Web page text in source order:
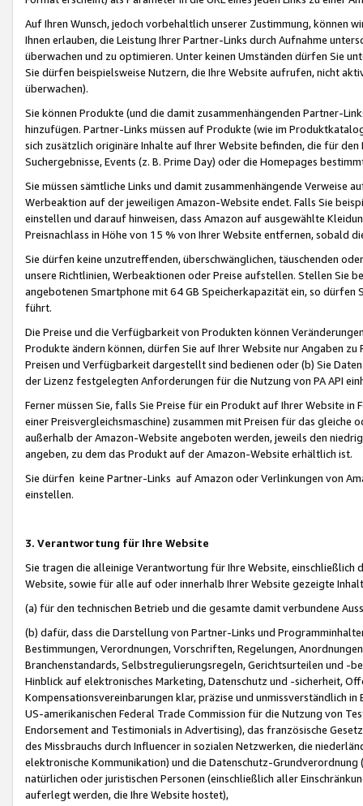
Auf Ihren Wunsch, jedoch vorbehaltlich unserer Zustimmung, können
Ihnen erlauben, die Leistung Ihrer Partner-Links durch Aufnahme
überwachen und zu optimieren. Unter keinen Umständen dürfen Sie
Sie dürfen beispielsweise Nutzern, die Ihre Website aufrufen, nicht
überwachen).
Sie können Produkte (und die damit zusammenhängenden Partner-
hinzufügen. Partner-Links müssen auf Produkte (wie im
sich zusätzlich originäre Inhalte auf Ihrer Website befinden, die für
Suchergebnisse, Events (z. B. Prime Day) oder die Homepages
Sie müssen sämtliche Links und damit zusammenhängende
Werbeaktion auf der jeweiligen Amazon-Website endet. Falls Sie
einstellen und darauf hinweisen, dass Amazon auf ausgewählte
Preisnachlass in Höhe von 15 % von Ihrer Website entfernen, sobald
Sie dürfen keine unzutreffenden, überschwänglichen, täuschenden
unsere Richtlinien, Werbeaktionen oder Preise aufstellen. Stellen Sie
angebotenen Smartphone mit 64 GB Speicherkapazität ein, so dürfen
führt.
Die Preise und die Verfügbarkeit von Produkten können
Produkte ändern können, dürfen Sie auf Ihrer Website nur Angaben
Preisen und Verfügbarkeit dargestellt sind bedienen oder (b) Sie
der Lizenz festgelegten Anforderungen für die Nutzung von PA API
Ferner müssen Sie, falls Sie Preise für ein Produkt auf Ihrer Website
einer Preisvergleichsmaschine) zusammen mit Preisen für das
außerhalb der Amazon-Website angeboten werden, jeweils den
angeben, zu dem das Produkt auf der Amazon-Website erhältlich ist.
Sie dürfen keine Partner-Links auf Amazon oder Verlinkungen von
einstellen.
3. Verantwortung für Ihre Website
Sie tragen die alleinige Verantwortung für Ihre Website,
Website, sowie für alle auf oder innerhalb Ihrer Website gezeigte
(a) für den technischen Betrieb und die gesamte damit verbundene
(b) dafür, dass die Darstellung von Partner-Links und
Bestimmungen, Verordnungen, Vorschriften, Regelungen,
Branchenstandards, Selbstregulierungsregeln, Gerichtsurteilen und -
Hinblick auf elektronisches Marketing, Datenschutz und -sicherheit,
Kompensationsvereinbarungen klar, präzise und unmissverständlich
US-amerikanischen Federal Trade Commission für die Nutzung von
Endorsement and Testimonials in Advertising), das französische
des Missbrauchs durch Influencer in sozialen Netzwerken, die
elektronische Kommunikation) und die Datenschutz-
natürlichen oder juristischen Personen (einschließlich aller
auferlegt werden, die Ihre Website hostet),